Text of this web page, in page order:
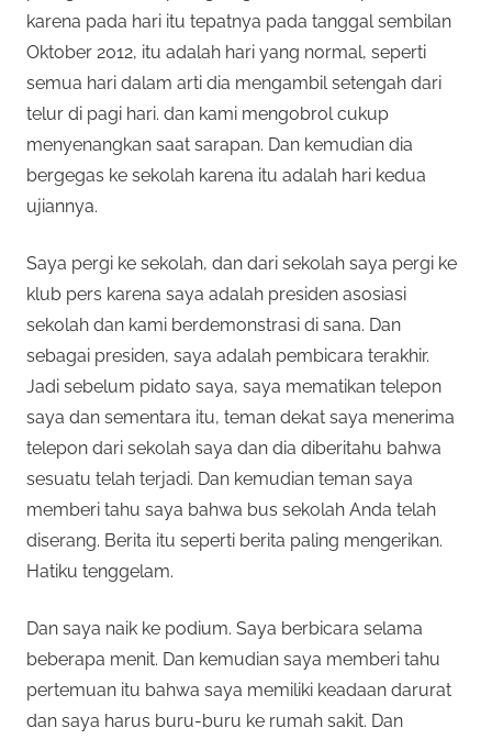
karena pada hari itu tepatnya pada tanggal sembilan
Oktober 2012, itu adalah hari yang normal, seperti
semua hari dalam arti dia mengambil setengah dari
telur di pagi hari. dan kami mengobrol cukup
menyenangkan saat sarapan. Dan kemudian dia
bergegas ke sekolah karena itu adalah hari kedua
ujiannya.
Saya pergi ke sekolah, dan dari sekolah saya pergi ke
klub pers karena saya adalah presiden asosiasi
sekolah dan kami berdemonstrasi di sana. Dan
sebagai presiden, saya adalah pembicara terakhir.
Jadi sebelum pidato saya, saya mematikan telepon
saya dan sementara itu, teman dekat saya menerima
telepon dari sekolah saya dan dia diberitahu bahwa
sesuatu telah terjadi. Dan kemudian teman saya
memberi tahu saya bahwa bus sekolah Anda telah
diserang. Berita itu seperti berita paling mengerikan.
Hatiku tenggelam.
Dan saya naik ke podium. Saya berbicara selama
beberapa menit. Dan kemudian saya memberi tahu
pertemuan itu bahwa saya memiliki keadaan darurat
dan saya harus buru-buru ke rumah sakit. Dan